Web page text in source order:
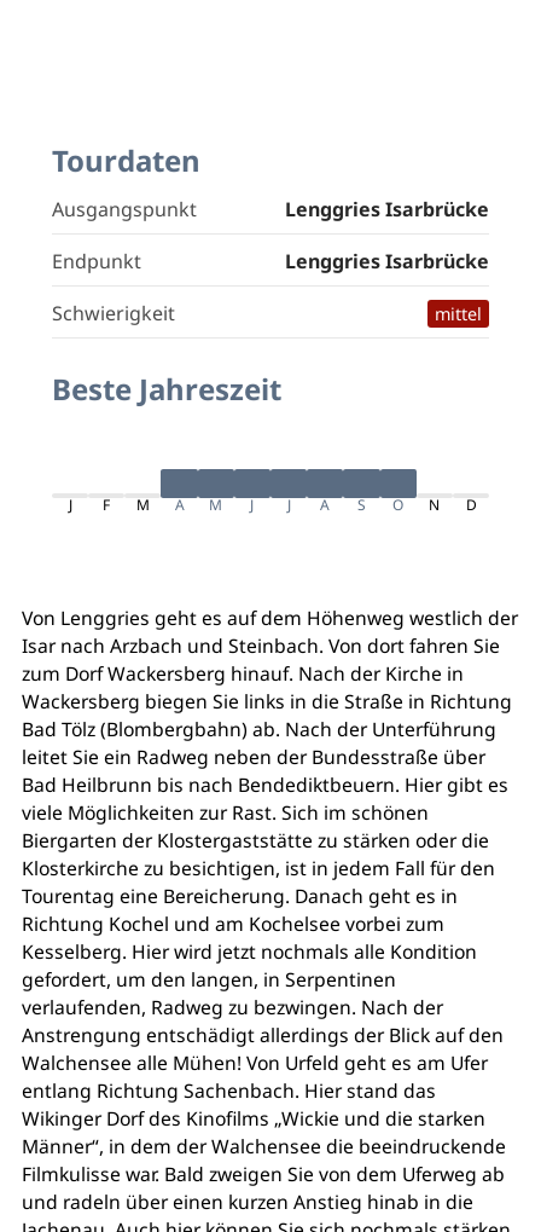
Tourdaten
Ausgangspunkt
Lenggries Isarbrücke
Endpunkt
Lenggries Isarbrücke
Schwierigkeit
mittel
Beste Jahreszeit
J F M A M J J A S O N D
Von Lenggries geht es auf dem Höhenweg westlich der
Isar nach Arzbach und Steinbach. Von dort fahren Sie
zum Dorf Wackersberg hinauf. Nach der Kirche in
Wackersberg biegen Sie links in die Straße in Richtung
Bad Tölz (Blombergbahn) ab. Nach der Unterführung
leitet Sie ein Radweg neben der Bundesstraße über
Bad Heilbrunn bis nach Bendedikt­beuern. Hier gibt es
viele Möglichkeiten zur Rast. Sich im schönen
Biergarten der Klostergaststätte zu stärken oder die
Klosterkirche zu besichtigen, ist in jedem Fall für den
Tourentag eine Bereicherung. Danach geht es in
Richtung Kochel und am Kochelsee vorbei zum
Kesselberg. Hier wird jetzt nochmals alle Kondition
gefordert, um den langen, in Serpentinen
verlaufenden, Radweg zu bezwingen. Nach der
Anstrengung entschädigt allerdings der Blick auf den
Walchensee alle Mühen! Von Urfeld geht es am Ufer
entlang Richtung Sachenbach. Hier stand das
Wikinger Dorf des Kinofilms „Wickie und die starken
Männer“, in dem der Walchensee die beeindruckende
Filmkulisse war. Bald zweigen Sie von dem Uferweg ab
und radeln über einen kurzen Anstieg hinab in die